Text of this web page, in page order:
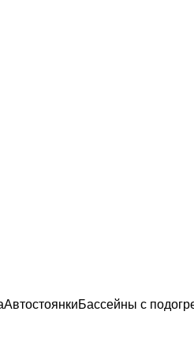
АвтостоянкиБассейны с